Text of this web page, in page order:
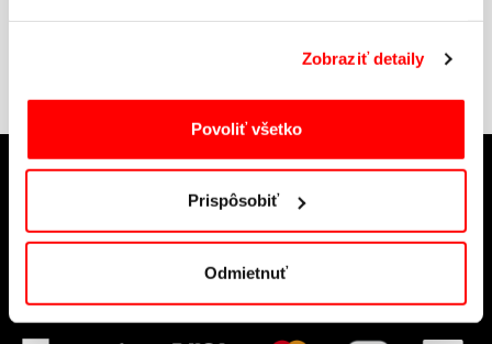
Zobraziť detaily
Povoliť všetko
Prispôsobiť
Odmietnuť
VŠEOBECNÉ INFORMÁCIE
O nás
Najčastejšie otázky
Formuláre
VŠETKO O NÁKUPE
Doprava a platba